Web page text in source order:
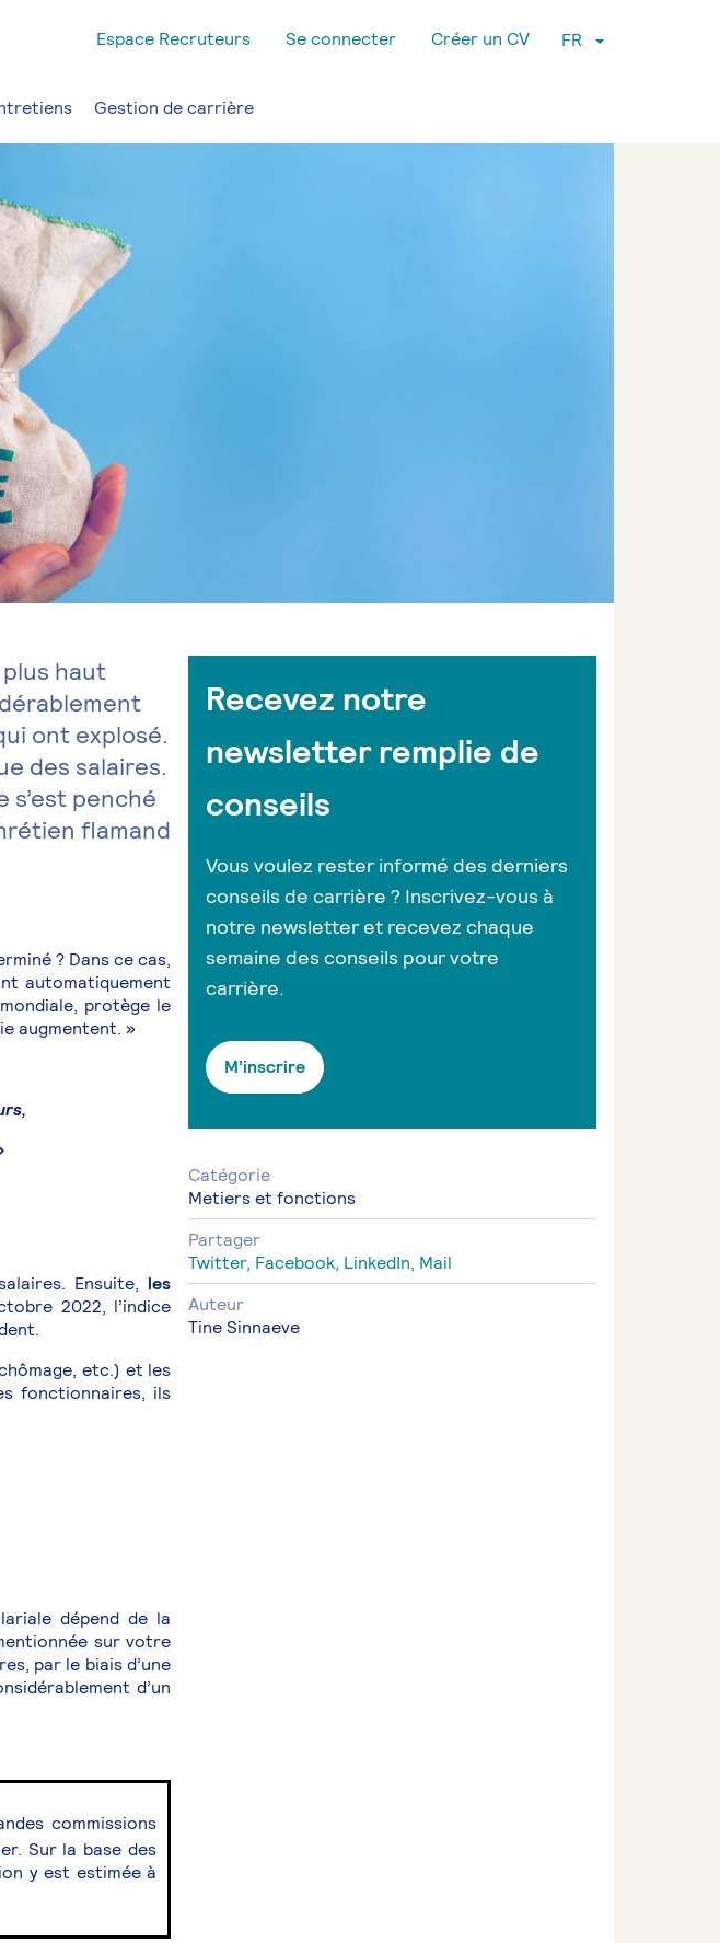
Espace Recruteurs Se connecter Créer un CV FR
Gestion de carrière
haut
ont explosé.
des salaires.
penché
flamand
? Dans ce cas,
automatiquement
protège le
augmentent. »
Ensuite, les
2022, l’indice
etc.) et les
fonctionnaires, ils
dépend de la
sur votre
par le biais d’une
d’un
commissions
Sur la base des
y est estimée à
Recevez notre
newsletter remplie de
conseils
Vous voulez rester informé des derniers
conseils de carrière ? Inscrivez-vous à
notre newsletter et recevez chaque
semaine des conseils pour votre
carrière.
M’inscrire
Catégorie
Metiers et fonctions
Partager
Twitter, Facebook, LinkedIn, Mail
Auteur
Tine Sinnaeve